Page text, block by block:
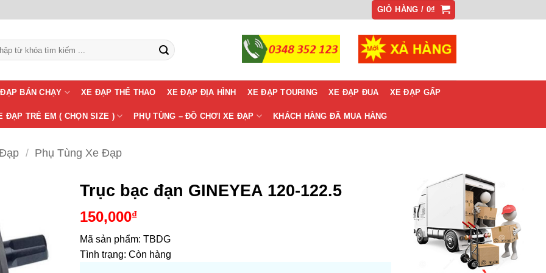
GIỎ HÀNG / 0₫
BÁN CHẠY XE ĐẠP THỂ THAO XE ĐẠP ĐỊA HÌNH XE ĐẠP TOURING XE ĐẠP ĐUA XE ĐẠP GẤP
ĐẠP TRẺ EM ( CHỌN SIZE ) PHỤ TÙNG – ĐỒ CHƠI XE ĐẠP KHÁCH HÀNG ĐÃ MUA HÀNG
/ Phụ Tùng Xe Đạp
Trục bạc đạn GINEYEA 120-122.5
150,000₫
Mã sản phẩm: TBDG
Tình trạng: Còn hàng